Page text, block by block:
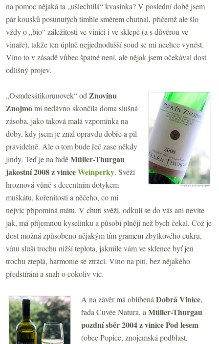
na pomoc nějaká ta „ušlechtilá“ kvasinka? V poslední době jsem
pár kousků posunutých tímhle směrem chutnal, přičemž ale šlo
vždy o „bio“ záležitosti ve vinici i ve sklepě (a s důvěrou ve
vinaře), takže ten úplně nejjednodušší soud se mi nechce vynést.
Víno to v zásadě vůbec špatné není, ale nějak jsem očekával dost
odlišný projev.
„Osmdesátikorunovek“ od Znovínu
Znojmomi nedávno skončila doma slušná
zásoba, jako taková malá vzpomínka na
doby, kdy jsem je znal opravdu dobře a pil
pravidelně. Ale o tom bude řeč zase někdy
jindy. Teď je na řaděMüller-Thurgau
jakostní 2008 z viniceWeinperky. Svěží
hroznová vůně s decentním dotykem
muškátu, kořenitosti a něčeho, co mi
nejvíc připomíná mátu. V chuti svěží, odkulí se do vás ani nevíte
jak, má příjemnou kyselinku a působí plněji než bych čekal. Což je
dost možná způsobeno nějakým tím gramem zbytkového cukru,
vínu sluší trochu nižší teplota, jakmile vám ve sklence byť jen
trochu zteplá, harmonie se ztrácí. Víno na pití, bez nějakého
předstírání a snah o cokoliv víc.
A na závěr má oblíbená Dobrá Vinice,
řada Cuvée Natura, a Müller-Thurgau
pozdní sběr 2004 z vinice Pod lesem
(obec Popice, znojemská podblast,